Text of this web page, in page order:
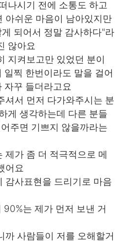
나시기 전에 소통도 하고
아쉬운 마음이 남아있지만
되어서 정말 감사하다"라
않아요
지켜보고만 있었던 분이
일찍 한번이라도 말을 걸어
자꾸 들더라고요
셔서 먼저 다가와주시는 분
게 생각하는데 다른 분들
주면 기쁘지 않을까라는
제가 좀 더 적극적으로 메
어요
감사표현을 드리기로 마음
는 제가 먼저 보낸 거
까 사람들이 저를 오해할거